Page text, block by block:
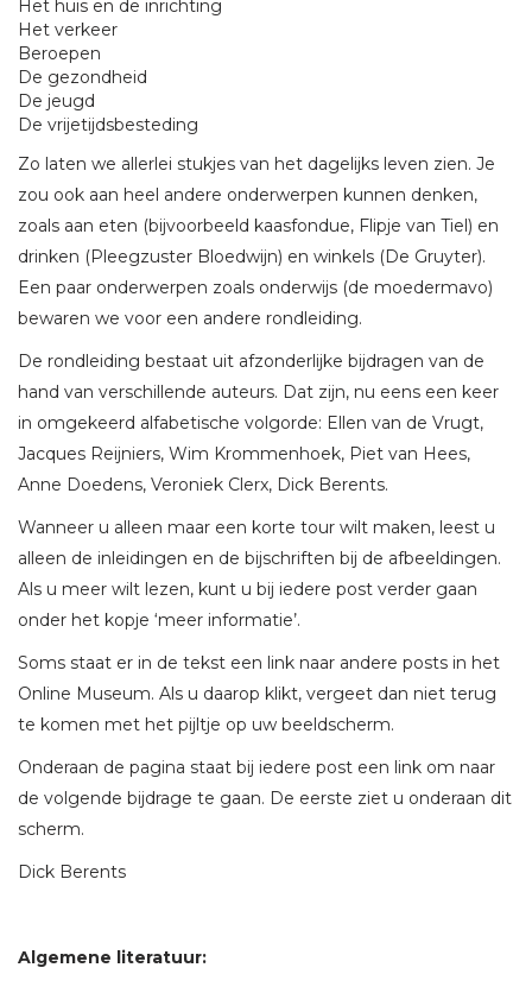
Het huis en de inrichting
Het verkeer
Beroepen
De gezondheid
De jeugd
De vrijetijdsbesteding
Zo laten we allerlei stukjes van het dagelijks leven zien. Je
zou ook aan heel andere onderwerpen kunnen denken,
zoals aan eten (bijvoorbeeld kaasfondue, Flipje van Tiel) en
drinken (Pleegzuster Bloedwijn) en winkels (De Gruyter).
Een paar onderwerpen zoals onderwijs (de moedermavo)
bewaren we voor een andere rondleiding.
De rondleiding bestaat uit afzonderlijke bijdragen van de
hand van verschillende auteurs. Dat zijn, nu eens een keer
in omgekeerd alfabetische volgorde: Ellen van de Vrugt,
Jacques Reijniers, Wim Krommenhoek, Piet van Hees,
Anne Doedens, Veroniek Clerx, Dick Berents.
Wanneer u alleen maar een korte tour wilt maken, leest u
alleen de inleidingen en de bijschriften bij de afbeeldingen.
Als u meer wilt lezen, kunt u bij iedere post verder gaan
onder het kopje ‘meer informatie’.
Soms staat er in de tekst een link naar andere posts in het
Online Museum. Als u daarop klikt, vergeet dan niet terug
te komen met het pijltje op uw beeldscherm.
Onderaan de pagina staat bij iedere post een link om naar
de volgende bijdrage te gaan. De eerste ziet u onderaan dit
scherm.
Dick Berents
Algemene literatuur: